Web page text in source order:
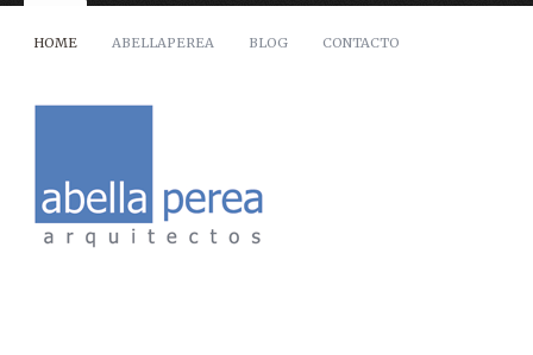
HOME ABELLAPEREA BLOG CONTACTO